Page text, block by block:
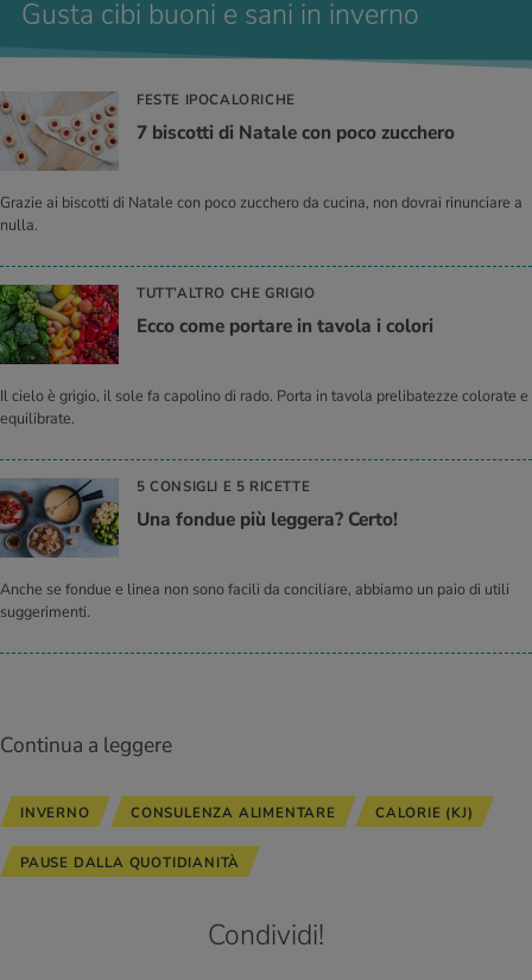
Gusta cibi buoni e sani in inverno
FESTE IPOCALORICHE
7 bi­scot­ti di Na­ta­le con poco zuc­che­ro
Grazie ai biscotti di Natale con poco zucchero da cucina, non dovrai rinunciare a
nulla.
TUTT’ALTRO CHE GRIGIO
Ecco come por­ta­re in ta­vo­la i co­lo­ri
Il cielo è grigio, il sole fa capolino di rado. Porta in tavola prelibatezze colorate e
equilibrate.
5 CONSIGLI E 5 RICETTE
Una fon­due più leg­ge­ra? Certo!
Anche se fondue e linea non sono facili da conciliare, abbiamo un paio di utili
suggerimenti.
Continua a leggere
INVERNO CONSULENZA ALIMENTARE CALORIE (KJ)
PAUSE DALLA QUOTIDIANITÀ
Condividi!